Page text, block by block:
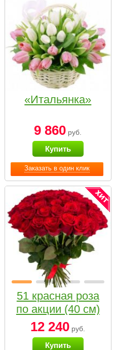
Заказать в один клик
«Итальянка»
9 860 руб.
Купить
51 красная роза
по акции (40 см)
12 240 руб.
Купить